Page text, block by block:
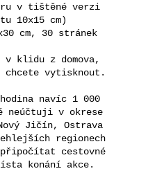
v tištěné verzi
10x15 cm)
cm, 30 stránek
klidu z domova,
vytisknout.
navíc 1 000
neúčtuji v okrese
Jičín, Ostrava
regionech
cestovné
konání akce.